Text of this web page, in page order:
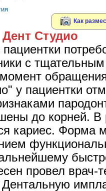
Как
Дент Студио
с
у пациентки
до корней. В
кариес. Форма
провел врач-